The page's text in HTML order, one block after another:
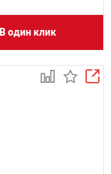
В один клик